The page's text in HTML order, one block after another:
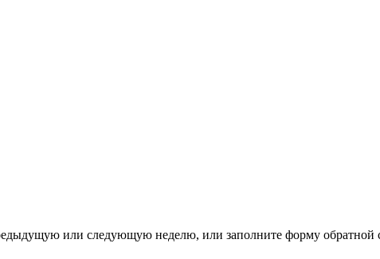
или следующую неделю, или заполните форму обратной